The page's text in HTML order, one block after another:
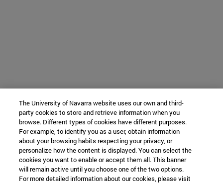
The University of Navarra website uses our own and third-
party cookies to store and retrieve information when you
browse. Different types of cookies have different purposes.
For example, to identify you as a user, obtain information
about your browsing habits respecting your privacy, or
personalize how the content is displayed. You can select the
cookies you want to enable or accept them all. This banner
will remain active until you choose one of the two options.
For more detailed information about our cookies, please visit